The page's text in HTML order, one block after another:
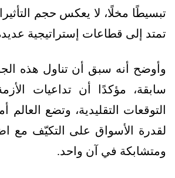
تبسيطًا مخلًا، لا يعكس حجم
تمتد إلى قطاعات إستراتيجية
وأوضح أنه سبق أن تناول هذه
سابقة، مؤكدًا أن تداعيات الأزمة
التوقعات التقليدية، وتضع العالم
لقدرة الأسواق على التكيّف مع
ومتشابكة في آن واحد.